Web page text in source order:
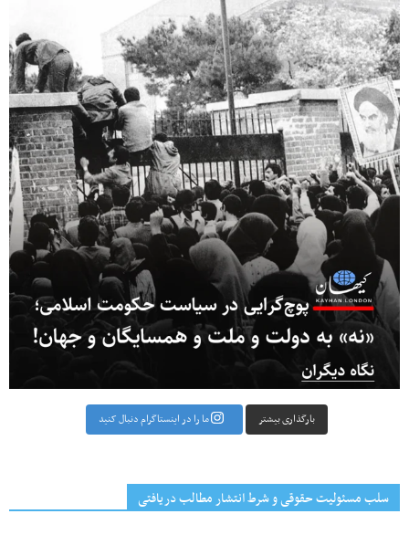
بارگذاری بیشتر ما را در اینستاگرام دنبال کنید
سلب مسئولیت حقوقی و شرط انتشار مطالب دریافتی